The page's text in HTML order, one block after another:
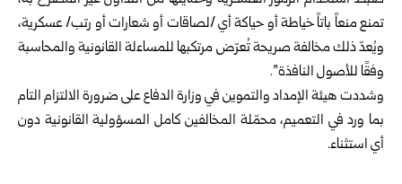
تمنع منعاً باتاً خياطة أو حياكة أي /لصاقات أو شعارات أو رتب/ عسكرية،
ويُعدّ ذلك مخالفة صريحة تُعرّض مرتكبها للمساءلة القانونية والمحاسبة
وفقًا للأصول النافذة”.
وشددت هيئة الإمداد والتموين في وزارة الدفاع على ضرورة الالتزام التام
بما ورد في التعميم، محمّلة المخالفين كامل المسؤولية القانونية دون
أي استثناء.